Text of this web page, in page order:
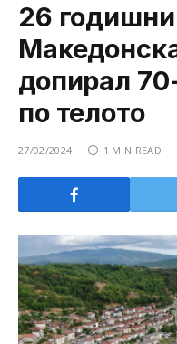
26
допирал
по телото
27/02/2024 1 MIN READ